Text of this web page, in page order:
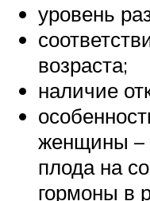
уровень
возраста;
наличие
женщины –
плода на
гормоны в